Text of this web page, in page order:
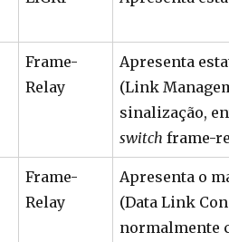
Frame-
Relay
Apresenta
(Link
sinalização,
switchframe-
Frame-
Relay
Apresenta o
(Data Link
normalmente